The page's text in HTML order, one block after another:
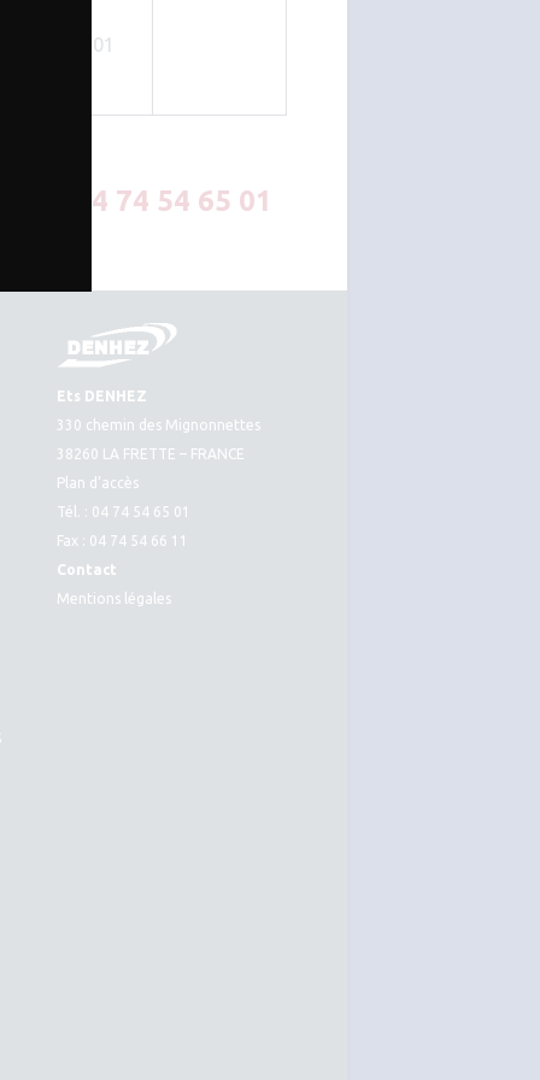
03065501
04 74 54 65 01
Ets DENHEZ
330 chemin des Mignonnettes
38260 LA FRETTE – FRANCE
Plan d’accès
Tél. : 04 74 54 65 01
Fax : 04 74 54 66 11
Contact
Mentions légales